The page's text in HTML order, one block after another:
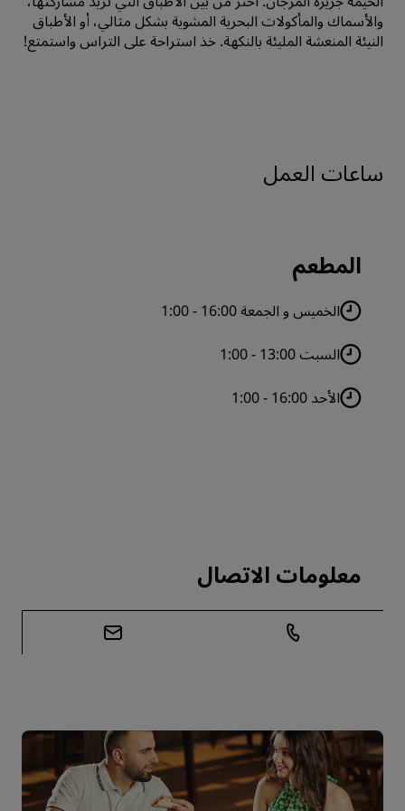
والأسماك والمأكولات البحرية المشوية بشكل مثالي، أو الأطباق
النيئة المنعشة المليئة بالنكهة. خذ استراحة على التراس واستمتع!
ساعات العمل
المطعم
الخميس و الجمعة 16:00 - 1:00
السبت 13:00 - 1:00
الأحد 16:00 - 1:00
معلومات الاتصال